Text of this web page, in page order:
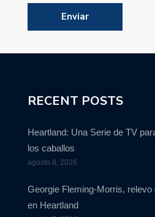
RECENT POSTS
Heartland: Una Serie de TV
los caballos
agosto 8, 2026
Georgie Fleming-Morris,
en Heartland